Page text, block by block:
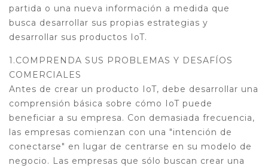
partida o una nueva información a medida que
busca desarrollar sus propias estrategias y
desarrollar sus productos IoT.
1.COMPRENDA SUS PROBLEMAS Y DESAFÍOS
COMERCIALES
Antes de crear un producto IoT, debe desarrollar una
comprensión básica sobre cómo IoT puede
beneficiar a su empresa. Con demasiada frecuencia,
las empresas comienzan con una "intención de
conectarse" en lugar de centrarse en su modelo de
negocio. Las empresas que sólo buscan crear una